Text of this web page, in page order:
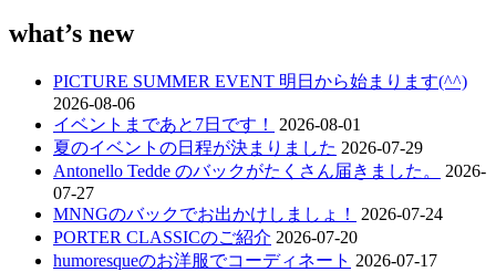
ナ
ビ
what’s new
PICTURE SUMMER EVENT 明日から始まります(^^)
2026-08-06
イベントまであと7日です！
2026-08-01
夏のイベントの日程が決まりました 2026-07-29
Antonello Tedde のバックがたくさん届きました。
2026-
07-27
MNNGのバックでお出かけしましょ！
2026-07-24
PORTER CLASSICのご紹介 2026-07-20
humoresqueのお洋服でコーディネート 2026-07-17